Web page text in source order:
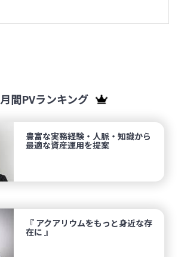
月間PVランキング
豊富な実務経験・人脈・知識から
最適な資産運用を提案
『 アクアリウムをもっと身近な存
在に 』